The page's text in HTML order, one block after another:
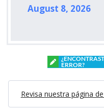
August 8, 2026
ERROR?
Revisa nuestra página